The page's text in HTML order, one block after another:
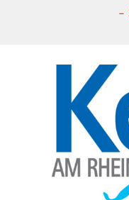
-